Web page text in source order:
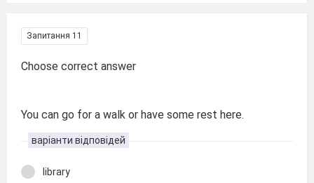
Запитання 11
Choose correct answer
You can go for a walk or have some rest here.
варіанти відповідей
library